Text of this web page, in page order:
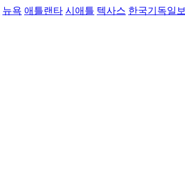
뉴욕 애틀랜타 시애틀 텍사스 한국기독일보